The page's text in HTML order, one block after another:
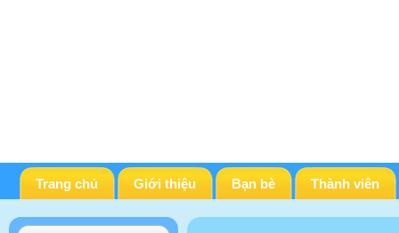
Trang chủ Giới thiệu Bạn bè Thành viên